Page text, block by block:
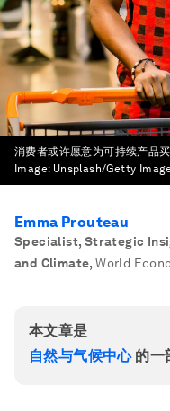
消费者或许愿意为可持续产品
Image: Unsplash/Getty
Emma Prouteau
Specialist, Strategic
and Climate, World
本文章是
自然与气候中心的一